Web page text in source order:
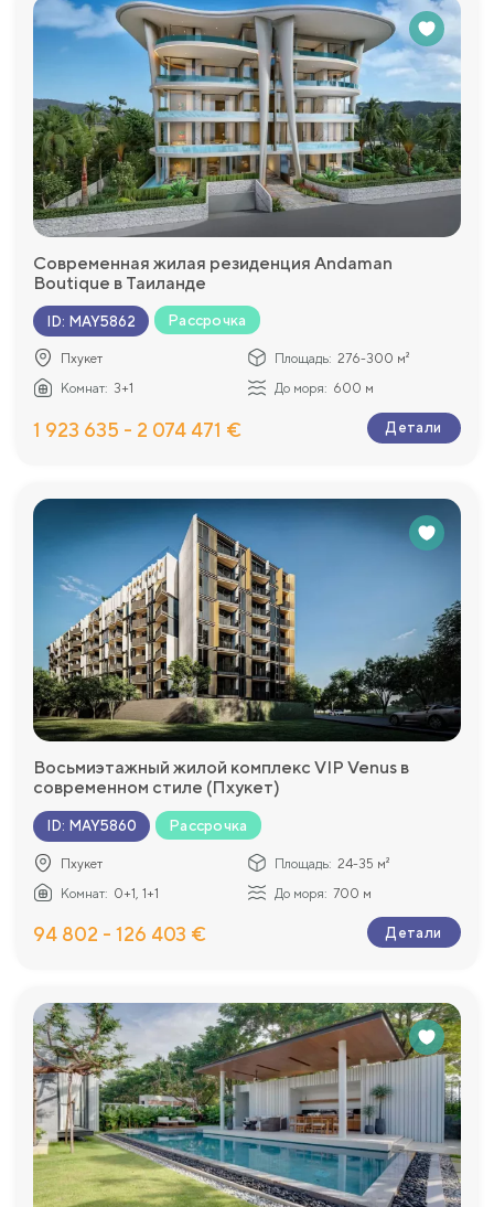
Современная жилая резиденция Andaman
Boutique в Таиланде
ID: MAY5862 Рассрочка
Пхукет Площадь: 276-300 м²
Комнат: 3+1 До моря: 600 м
1 923 635 - 2 074 471 € Детали
Восьмиэтажный жилой комплекс VIP Venus в
современном стиле (Пхукет)
ID: MAY5860 Рассрочка
Пхукет Площадь: 24-35 м²
Комнат: 0+1, 1+1 До моря: 700 м
94 802 - 126 403 € Детали